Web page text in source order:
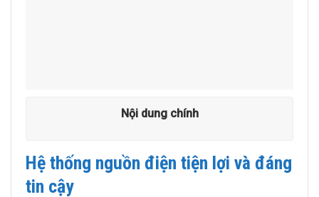
Nội dung chính
Hệ thống nguồn điện tiện lợi và đáng
tin cậy